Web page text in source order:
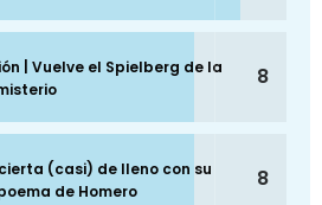
| Vuelve el Spielberg de la
8
(casi) de lleno con su
de Homero
8